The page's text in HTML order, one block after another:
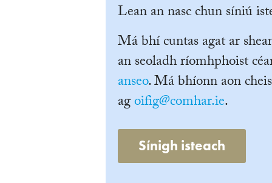
Lean an nasc chun síniú
Má bhí cuntas agat ar
an seoladh ríomhphoist
anseo. Má bhíonn aon
agoifig@comhar.ie.
Sínigh isteach